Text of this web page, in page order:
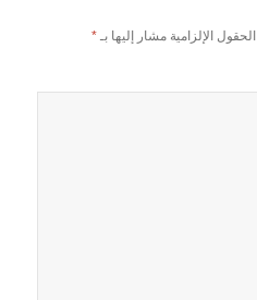
الحقول الإلزامية مشار إليها بـ*